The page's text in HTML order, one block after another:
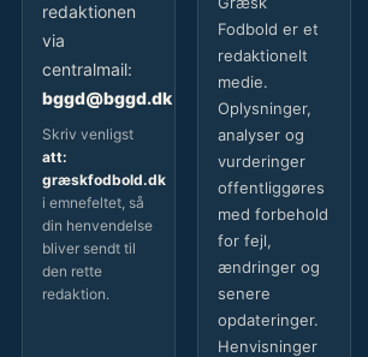
redaktionen
via
centralmail:
bggd@bggd.dk
Skriv venligst
att:
græskfodbold.dk
i emnefeltet, så
din henvendelse
bliver sendt til
den rette
redaktion.
Fodbold er et
redaktionelt
medie.
Oplysninger,
analyser og
vurderinger
offentliggøres
med forbehold
for fejl,
ændringer og
senere
opdateringer.
Henvisninger